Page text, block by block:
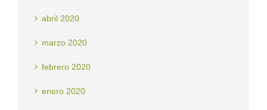
abril 2020
marzo 2020
febrero 2020
enero 2020